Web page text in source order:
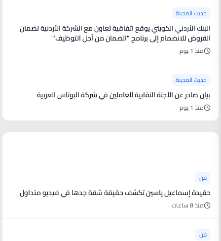
حديث المدينة
البنك الأردني الكويتي يوقع اتفاقية تعاون مع الشركة الأردنية لضمان
القروض للانضمام إلى برنامج "الضمان من أجل التوظيف"
منذ 1 يوم
حديث المدينة
بيان صادر عن اللجنة النقابية للعاملين في شركة البوتاس العربية
منذ 1 يوم
فن
حفيدة إسماعيل ياسين تكشف حقيقة شقة جدها في فيديو متداول
منذ 8 ساعات
فن